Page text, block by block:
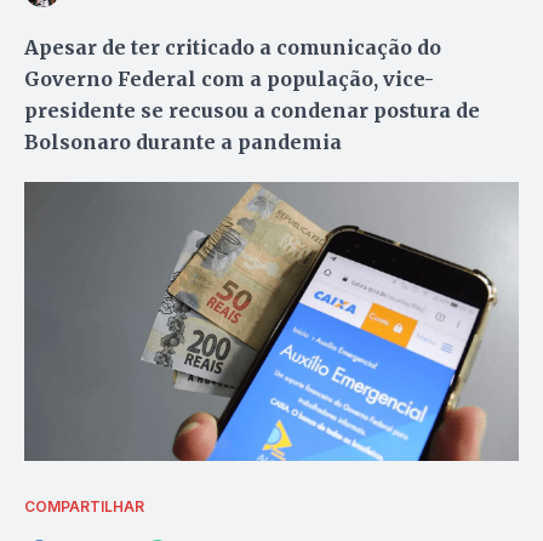
Apesar de ter criticado a comunicação do
Governo Federal com a população, vice-
presidente se recusou a condenar postura de
Bolsonaro durante a pandemia
COMPARTILHAR